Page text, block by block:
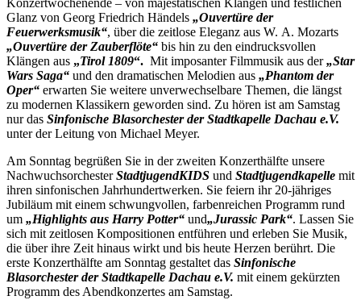
Konzertwochenende – von majestätischen Klängen und festlichen
Glanz von Georg Friedrich Händels „Ouvertüre der
Feuerwerksmusik“, über die zeitlose Eleganz aus W. A. Mozarts
„Ouvertüre der Zauberflöte“ bis hin zu den eindrucksvollen
Klängen aus „Tirol 1809“. Mit imposanter Filmmusik aus der„Star
Wars Saga“ und den dramatischen Melodien aus „Phantom der
Oper“ erwarten Sie weitere unverwechselbare Themen, die längst
zu modernen Klassikern geworden sind. Zu hören ist am Samstag
nur das Sinfonische Blasorchester der Stadtkapelle Dachau e.V.
unter der Leitung von Michael Meyer.
Am Sonntag begrüßen Sie in der zweiten Konzerthälfte unsere
NachwuchsorchesterStadtjugendKIDS und Stadtjugendkapelle mit
ihren sinfonischen Jahrhundertwerken. Sie feiern ihr 20-jähriges
Jubiläum mit einem schwungvollen, farbenreichen Programm rund
um „Highlights aus Harry Potter“ und„Jurassic Park“. Lassen Sie
sich mit zeitlosen Kompositionen entführen und erleben Sie Musik,
die über ihre Zeit hinaus wirkt und bis heute Herzen berührt. Die
erste Konzerthälfte am Sonntag gestaltet das Sinfonische
Blasorchester der Stadtkapelle Dachau e.V. mit einem gekürzten
Programm des Abendkonzertes am Samstag.